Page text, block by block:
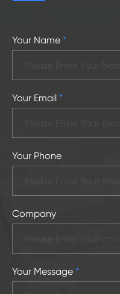
Your Name *
Your Email *
Your Phone
Company
Your Message *